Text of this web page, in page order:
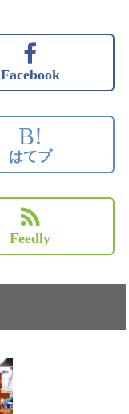
Facebook
B!
はてブ
Feedly